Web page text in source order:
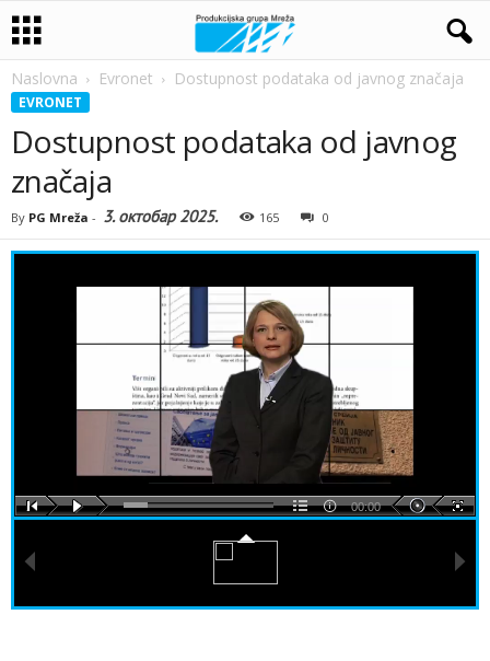
Naslovna Evronet Dostupnost podataka od javnog značaja
EVRONET
Dostupnost podataka od javnog
značaja
By PG Mreža - 3. октобар 2025. 165 0
00:00